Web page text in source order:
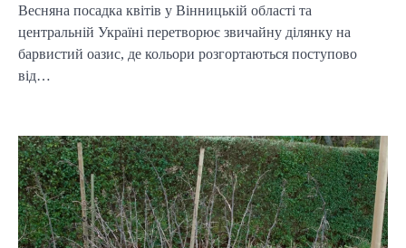
Весняна посадка квітів у Вінницькій області та
центральній Україні перетворює звичайну ділянку на
барвистий оазис, де кольори розгортаються поступово
від…